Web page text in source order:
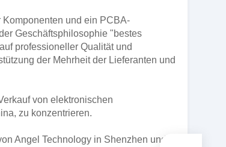
und ein PCBA-
Geschäftsphilosophie "bestes
professioneller Qualität und
der Mehrheit der Lieferanten und
von elektronischen
zu konzentrieren.
Angel Technology in Shenzhen und